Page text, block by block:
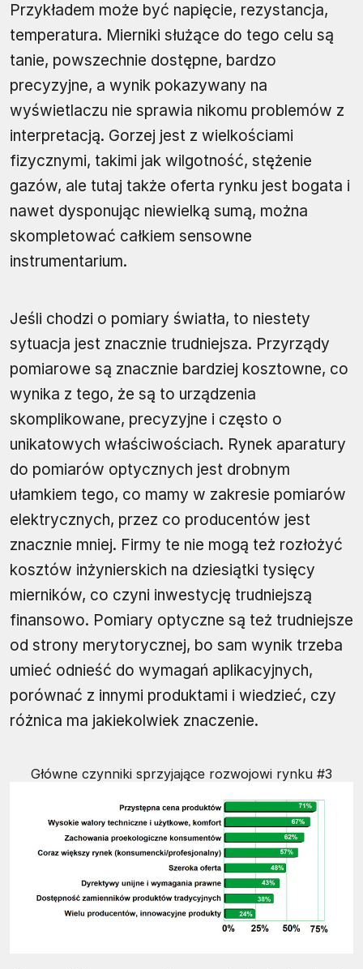
Przykładem może być napięcie, rezystancja,
temperatura. Mierniki służące do tego celu są
tanie, powszechnie dostępne, bardzo
precyzyjne, a wynik pokazywany na
wyświetlaczu nie sprawia nikomu problemów z
interpretacją. Gorzej jest z wielkościami
fizycznymi, takimi jak wilgotność, stężenie
gazów, ale tutaj także oferta rynku jest bogata i
nawet dysponując niewielką sumą, można
skompletować całkiem sensowne
instrumentarium.
Jeśli chodzi o pomiary światła, to niestety
sytuacja jest znacznie trudniejsza. Przyrządy
pomiarowe są znacznie bardziej kosztowne, co
wynika z tego, że są to urządzenia
skomplikowane, precyzyjne i często o
unikatowych właściwościach. Rynek aparatury
do pomiarów optycznych jest drobnym
ułamkiem tego, co mamy w zakresie pomiarów
elektrycznych, przez co producentów jest
znacznie mniej. Firmy te nie mogą też rozłożyć
kosztów inżynierskich na dziesiątki tysięcy
mierników, co czyni inwestycję trudniejszą
finansowo. Pomiary optyczne są też trudniejsze
od strony merytorycznej, bo sam wynik trzeba
umieć odnieść do wymagań aplikacyjnych,
porównać z innymi produktami i wiedzieć, czy
różnica ma jakiekolwiek znaczenie.
Główne czynniki sprzyjające rozwojowi rynku #3